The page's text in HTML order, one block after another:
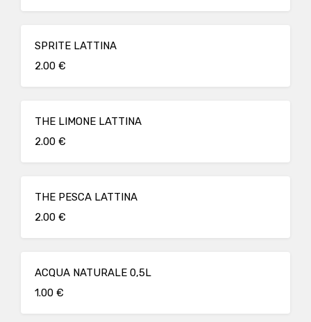
SPRITE LATTINA
2.00 €
THE LIMONE LATTINA
2.00 €
THE PESCA LATTINA
2.00 €
ACQUA NATURALE 0,5L
1.00 €